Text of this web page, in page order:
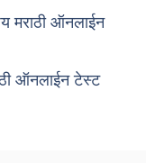
मराठी ऑनलाईन
ऑनलाईन टेस्ट